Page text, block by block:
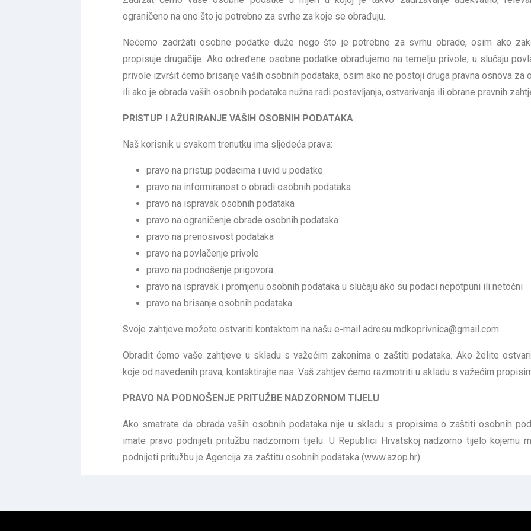
ograničeno na ono što je potrebno za svrhe za koje se obrađuju.
Nećemo zadržati osobne podatke duže nego što je potrebno za svrhu obrade, osim ako
propisuje drugačije. Ako određene osobne podatke obrađujemo na temelju privole, u slučaju
privole izvršit ćemo brisanje vaših osobnih podataka, osim ako ne postoji druga pravna osnova za
ili ako je obrada vaših osobnih podataka nužna radi postavljanja, ostvarivanja ili obrane pravnih
PRISTUP I AŽURIRANJE VAŠIH OSOBNIH PODATAKA
Naš korisnik u svakom trenutku ima sljedeća prava:
pravo na pristup podacima i uvid u podatke
pravo na informiranost o obradi osobnih podataka
pravo na ispravak osobnih podataka
pravo na ograničenje obrade osobnih podataka
pravo na prenosivost podataka
pravo na povlačenje privole
pravo na podnošenje prigovora
pravo na ispravak i promjenu osobnih podataka u slučaju ako su podaci nepotpuni ili netočni
pravo na brisanje osobnih podataka
Svoje zahtjeve možete ostvariti kontaktom na našu e-mail adresu mdkoprivnica@gmail.com.
Obradit ćemo vaše zahtjeve u skladu s važećim zakonima o zaštiti podataka. Ako želite
koje od navedenih prava, kontaktirajte nas. Vaš zahtjev ćemo razmotriti u skladu s važećim
PRAVO NA PODNOŠENJE PRITUŽBE NADZORNOM TIJELU
Ako smatrate da obrada vaših osobnih podataka nije u skladu s propisima o zaštiti osobnih
imate pravo podnijeti pritužbu nadzornom tijelu. U Republici Hrvatskoj nadzorno tijelo kojemu
podnijeti pritužbu je Agencija za zaštitu osobnih podataka (www.azop.hr).